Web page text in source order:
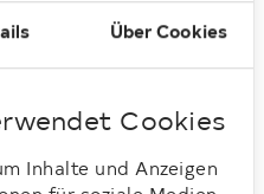
Über Cookies
Cookies
Inhalte und Anzeigen
jährliche CO₂-
gesenkt
Vergleich zum
Teamleiter